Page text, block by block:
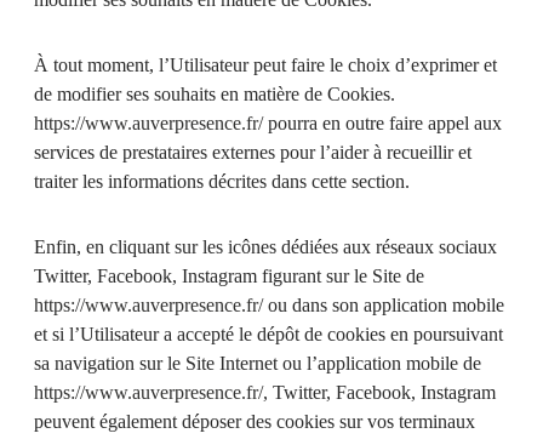
À tout moment, l’Utilisateur peut faire le choix d’exprimer et
de modifier ses souhaits en matière de Cookies.
https://www.auverpresence.fr/pourra en outre faire appel aux
services de prestataires externes pour l’aider à recueillir et
traiter les informations décrites dans cette section.
Enfin, en cliquant sur les icônes dédiées aux réseaux sociaux
Twitter, Facebook, Instagram figurant sur le Site de
https://www.auverpresence.fr/ou dans son application mobile
et si l’Utilisateur a accepté le dépôt de cookies en poursuivant
sa navigation sur le Site Internet ou l’application mobile de
https://www.auverpresence.fr/, Twitter, Facebook, Instagram
peuvent également déposer des cookies sur vos terminaux